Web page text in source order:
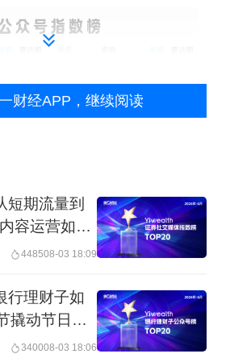
财经APP，继续阅读
短期流量到
容运营如何
448508-03 18:09
行理财子如
撬动节日流
340008-03 18:06